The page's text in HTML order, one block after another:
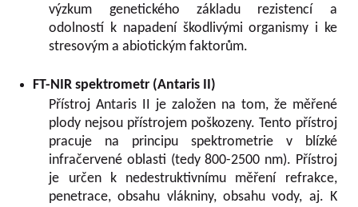
výzkum genetického základu rezistencí a
odolností k napadení škodlivými organismy i ke
stresovým a abiotickým faktorům.
FT-NIR spektrometr (Antaris II)
Přístroj Antaris II je založen na tom, že měřené
plody nejsou přístrojem poškozeny. Tento přístroj
pracuje na principu spektrometrie v blízké
infračervené oblasti (tedy 800-2500 nm). Přístroj
je určen k nedestruktivnímu měření refrakce,
penetrace, obsahu vlákniny, obsahu vody, aj. K